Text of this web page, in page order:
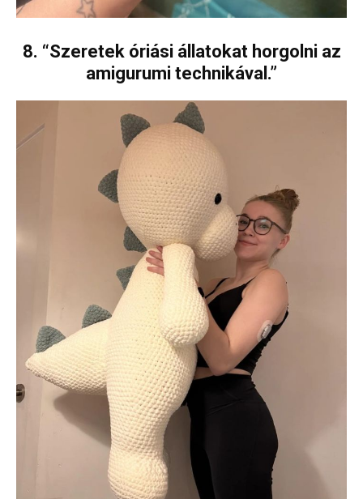
8. “Szeretek óriási állatokat horgolni az
amigurumi technikával.”